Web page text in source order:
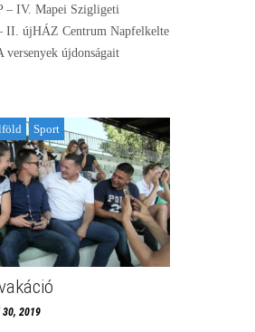
– IV. Mapei Szigligeti
II. újHÁZ Centrum Napfelkelte
versenyek újdonságait
Sport
2019